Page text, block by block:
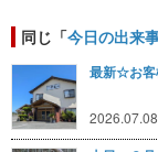
同じ「今日の出来
最新☆お客